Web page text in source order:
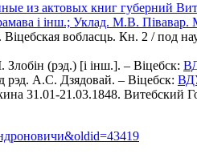
из актовых книг губерний
і інш.; Уклад. М.В.
Віцебская вобласць. Кн. 2 /
Злобін (рэд.) [і інш.]. – Віцебск:
рэд. А.С. Дзядовай. – Віцебск:
31.01-21.03.1848. Витебский